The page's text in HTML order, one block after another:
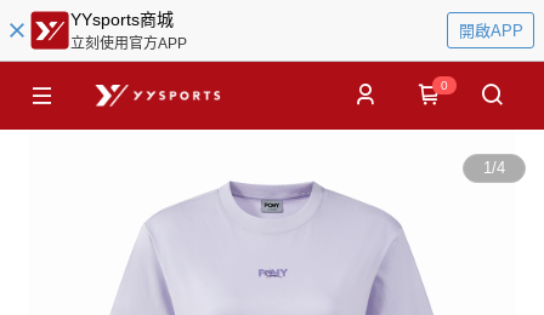
YYsports商城
立刻使用官方APP
開啟APP
0
1/4